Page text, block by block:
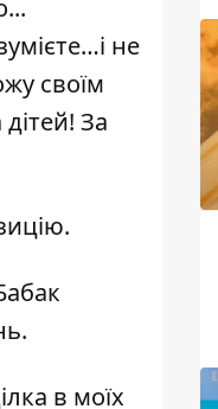
не
своїм
За
в моїх